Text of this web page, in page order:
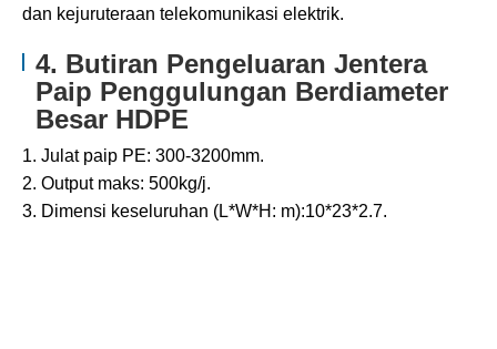
dan kejuruteraan telekomunikasi elektrik.
4. Butiran Pengeluaran Jentera
Paip Penggulungan Berdiameter
Besar HDPE
1. Julat paip PE: 300-3200mm.
2. Output maks: 500kg/j.
3. Dimensi keseluruhan (L*W*H: m):10*23*2.7.